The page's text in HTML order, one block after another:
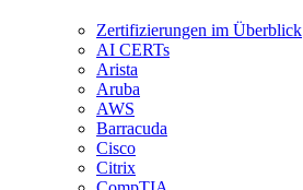
Zertifizierungen im Überblick
AI CERTs
Arista
Aruba
AWS
Barracuda
Cisco
Citrix